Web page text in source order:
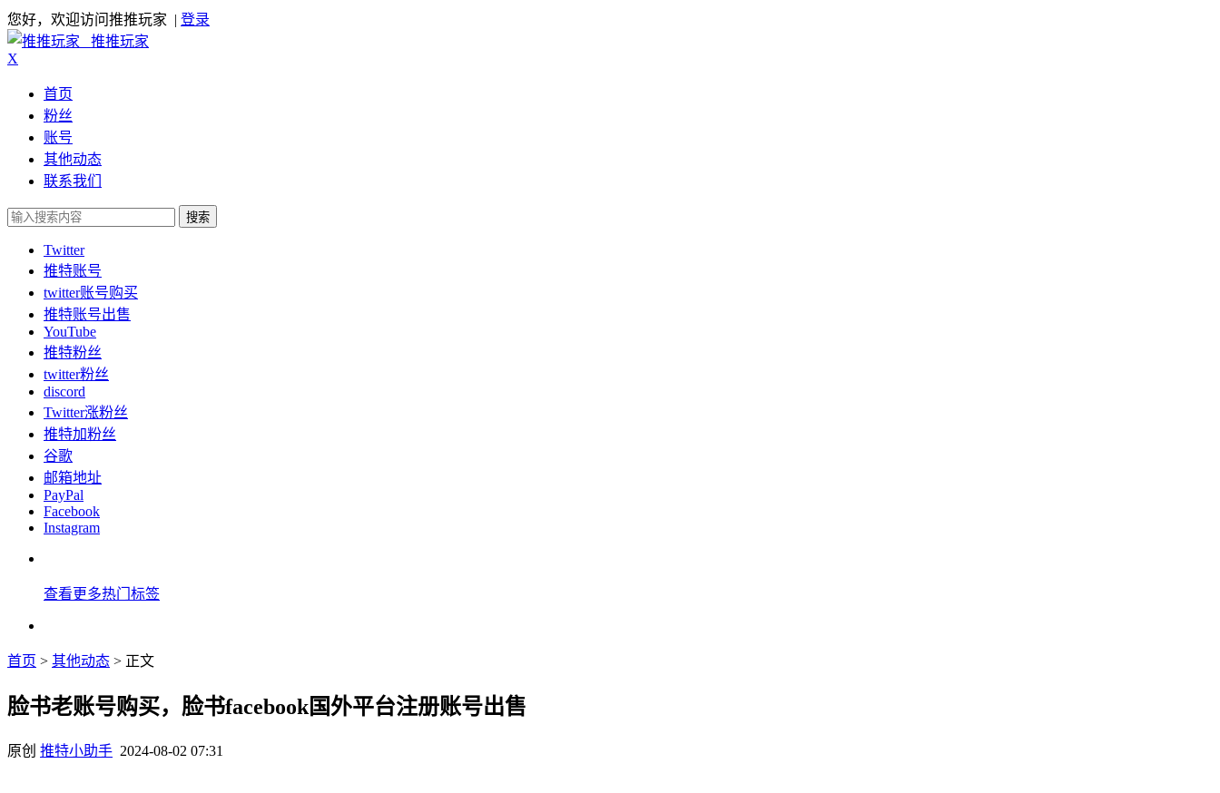
您好，欢迎访问推推玩家 | 登录
推推玩家
X
首页
粉丝
账号
其他动态
联系我们
搜索
Twitter
推特账号
twitter账号购买
推特账号出售
YouTube
推特粉丝
twitter粉丝
discord
Twitter涨粉丝
推特加粉丝
谷歌
邮箱地址
PayPal
Facebook
Instagram
查看更多热门标签
首页 > 其他动态 > 正文
脸书老账号购买，脸书facebook国外平台注册账号出售
原创 推特小助手 2024-08-02 07:31